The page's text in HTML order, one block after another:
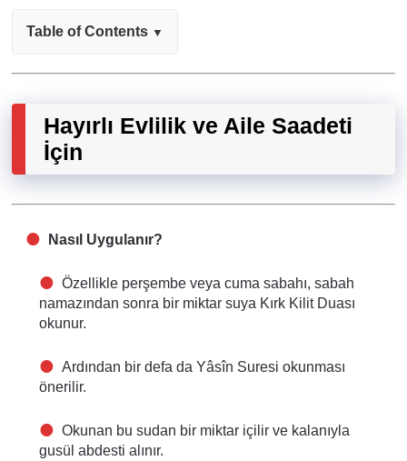
Table of Contents
Hayırlı Evlilik ve Aile Saadeti
İçin
Nasıl Uygulanır?
Özellikle perşembe veya cuma sabahı, sabah
namazından sonra bir miktar suya Kırk Kilit Duası
okunur.
Ardından bir defa da Yâsîn Suresi okunması
önerilir.
Okunan bu sudan bir miktar içilir ve kalanıyla
gusül abdesti alınır.